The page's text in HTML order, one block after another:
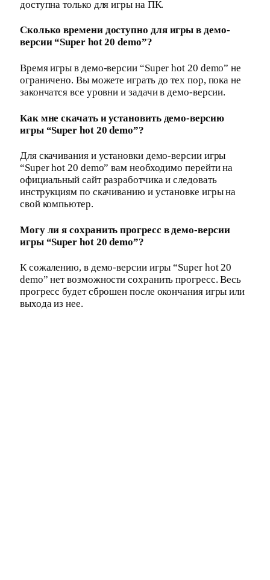
доступна только для игры на ПК.
Сколько времени доступно для игры в демо-
версии “Super hot 20 demo”?
Время игры в демо-версии “Super hot 20 demo” не
ограничено. Вы можете играть до тех пор, пока не
закончатся все уровни и задачи в демо-версии.
Как мне скачать и установить демо-версию
игры “Super hot 20 demo”?
Для скачивания и установки демо-версии игры
“Super hot 20 demo” вам необходимо перейти на
официальный сайт разработчика и следовать
инструкциям по скачиванию и установке игры на
свой компьютер.
Могу ли я сохранить прогресс в демо-версии
игры “Super hot 20 demo”?
К сожалению, в демо-версии игры “Super hot 20
demo” нет возможности сохранить прогресс. Весь
прогресс будет сброшен после окончания игры или
выхода из нее.